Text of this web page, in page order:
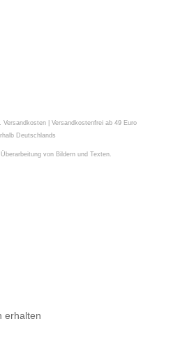
| Versandkostenfrei ab 49 Euro
Deutschlands
von Bildern und Texten.
erhalten